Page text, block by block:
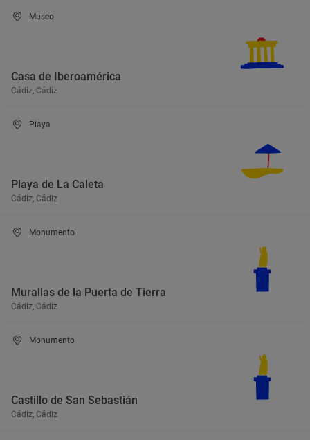
Museo
Casa de Iberoamérica
Cádiz, Cádiz
Playa
Playa de La Caleta
Cádiz, Cádiz
Monumento
Murallas de la Puerta de Tierra
Cádiz, Cádiz
Monumento
Castillo de San Sebastián
Cádiz, Cádiz